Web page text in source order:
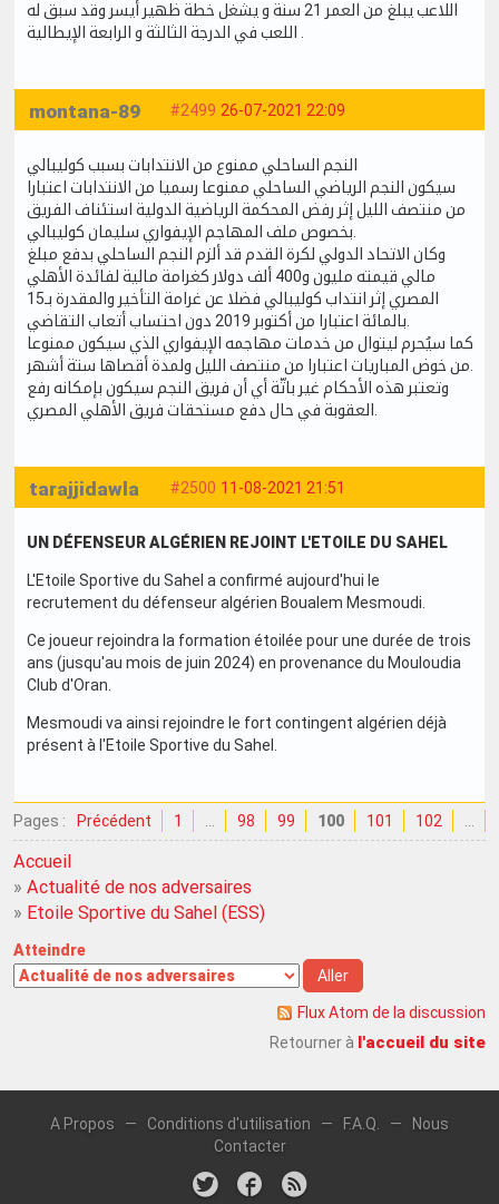
اللاعب يبلغ من العمر 21 سنة و يشغل خطة ظهير أيسر وقد سبق له
#2499 26-07-2021 22:09
montana-89
النجم الساحلي ممنوع من الانتدابات بسبب كوليبالي
سيكون النجم الرياضي الساحلي ممنوعا رسميا من الانتدابات اعتبارا
من منتصف الليل إثر رفض المحكمة الرياضية الدولية استئناف الفريق
وكان الاتحاد الدولي لكرة القدم قد ألزم النجم الساحلي بدفع مبلغ
مالي قيمته مليون و400 ألف دولار كغرامة مالية لفائدة الأهلي
المصري إثر انتداب كوليبالي فضلا عن غرامة التأخير والمقدرة بـ15
كما سيُحرم ليتوال من خدمات مهاجمه الإيفواري الذي سيكون ممنوعا
وتعتبر هذه الأحكام غير باتّة أي أن فريق النجم سيكون بإمكانه رفع
#2500 11-08-2021 21:51
tarajjidawla
UN DÉFENSEUR ALGÉRIEN REJOINT L'ETOILE DU SAHEL
L'Etoile Sportive du Sahel a confirmé aujourd'hui le
recrutement du défenseur algérien Boualem Mesmoudi.
Ce joueur rejoindra la formation étoilée pour une durée de trois
ans (jusqu'au mois de juin 2024) en provenance du Mouloudia
Club d'Oran.
Mesmoudi va ainsi rejoindre le fort contingent algérien déjà
présent à l'Etoile Sportive du Sahel.
Pages : Précédent 1 … 98 99 100 101 102 …
Accueil
» Actualité de nos adversaires
» Etoile Sportive du Sahel (ESS)
Atteindre
Flux Atom de la discussion
Retourner à l'accueil du site
A Propos — Conditions d'utilisation — F.A.Q. —
Nous
Contacter